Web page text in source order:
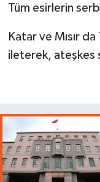
Tüm esirlerin
Katar ve Mısır da
ileterek, ateşkes